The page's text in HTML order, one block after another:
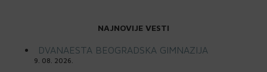
NAJNOVIJE VESTI
DVANAESTA BEOGRADSKA GIMNAZIJA
9. 08. 2026.